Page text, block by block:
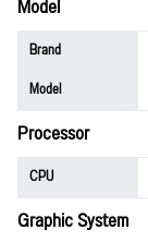
Model
Brand
Model
Processor
CPU
Graphic System